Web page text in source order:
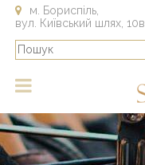
м. Бориспіль,
вул. Київський шлях, 10в